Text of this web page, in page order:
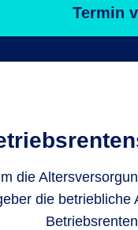
Termin
die
die betriebliche